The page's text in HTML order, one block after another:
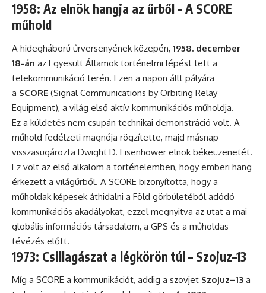
1958: Az elnök hangja az űrből – A SCORE
műhold
A hidegháború űrversenyének közepén, 1958. december
18-án az Egyesült Államok történelmi lépést tett a
telekommunikáció terén. Ezen a napon állt pályára
a SCORE (Signal Communications by Orbiting Relay
Equipment), a világ első aktív kommunikációs műholdja.
Ez a küldetés nem csupán technikai demonstráció volt. A
műhold fedélzeti magnója rögzítette, majd másnap
visszasugározta Dwight D. Eisenhower elnök békeüzenetét.
Ez volt az első alkalom a történelemben, hogy emberi hang
érkezett a világűrből. A SCORE bizonyította, hogy a
műholdak képesek áthidalni a Föld görbületéből adódó
kommunikációs akadályokat, ezzel megnyitva az utat a mai
globális információs társadalom, a GPS és a műholdas
tévézés előtt.
1973: Csillagászat a légkörön túl – Szojuz–13
Míg a SCORE a kommunikációt, addig a szovjet Szojuz–13 a